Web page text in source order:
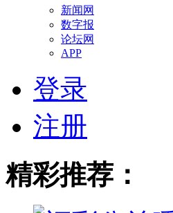
新闻网
数字报
论坛网
APP
登录
注册
精彩推荐：